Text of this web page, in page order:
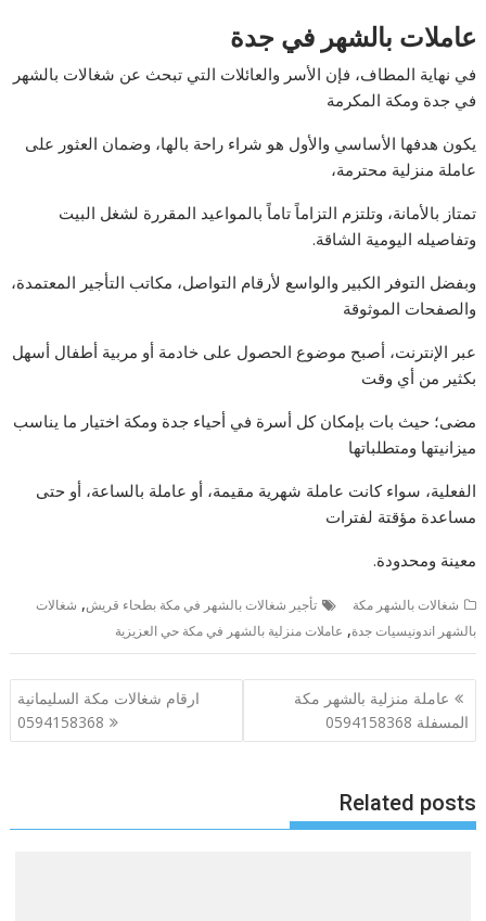
عاملات بالشهر في جدة
في نهاية المطاف، فإن الأسر والعائلات التي تبحث عن شغالات بالشهر
في جدة ومكة المكرمة
يكون هدفها الأساسي والأول هو شراء راحة بالها، وضمان العثور على
عاملة منزلية محترمة،
تمتاز بالأمانة، وتلتزم التزاماً تاماً بالمواعيد المقررة لشغل البيت
وتفاصيله اليومية الشاقة.
وبفضل التوفر الكبير والواسع لأرقام التواصل، مكاتب التأجير المعتمدة،
والصفحات الموثوقة
عبر الإنترنت، أصبح موضوع الحصول على خادمة أو مربية أطفال أسهل
بكثير من أي وقت
مضى؛ حيث بات بإمكان كل أسرة في أحياء جدة ومكة اختيار ما يناسب
ميزانيتها ومتطلباتها
الفعلية، سواء كانت عاملة شهرية مقيمة، أو عاملة بالساعة، أو حتى
مساعدة مؤقتة لفترات
معينة ومحدودة.
شغالات بالشهر مكة تأجير شغالات بالشهر في مكة بطحاء قريش, شغالات
بالشهر اندونيسيات جدة, عاملات منزلية بالشهر في مكة حي العزيزية
تصفّح
المقالات
عاملة منزلية بالشهر مكة
المسفلة 0594158368
ارقام شغالات مكة السليمانية
0594158368
Related posts